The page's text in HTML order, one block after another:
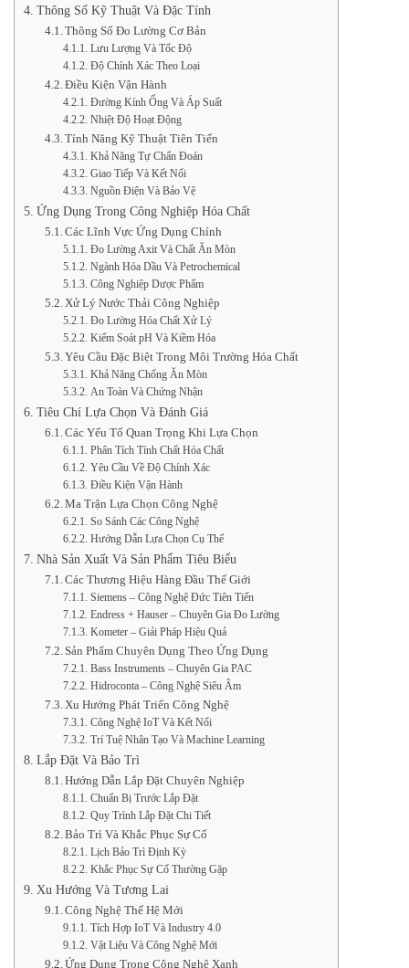
Thông Số Kỹ Thuật Và Đặc Tính
Thông Số Đo Lường Cơ Bản
Lưu Lượng Và Tốc Độ
Độ Chính Xác Theo Loại
Điều Kiện Vận Hành
Đường Kính Ống Và Áp Suất
Nhiệt Độ Hoạt Động
Tính Năng Kỹ Thuật Tiên Tiến
Khả Năng Tự Chẩn Đoán
Giao Tiếp Và Kết Nối
Nguồn Điện Và Bảo Vệ
Ứng Dụng Trong Công Nghiệp Hóa Chất
Các Lĩnh Vực Ứng Dụng Chính
Đo Lường Axit Và Chất Ăn Mòn
Ngành Hóa Dầu Và Petrochemical
Công Nghiệp Dược Phẩm
Xử Lý Nước Thải Công Nghiệp
Đo Lường Hóa Chất Xử Lý
Kiểm Soát pH Và Kiềm Hóa
Yêu Cầu Đặc Biệt Trong Môi Trường Hóa Chất
Khả Năng Chống Ăn Mòn
An Toàn Và Chứng Nhận
Tiêu Chí Lựa Chọn Và Đánh Giá
Các Yếu Tố Quan Trọng Khi Lựa Chọn
Phân Tích Tính Chất Hóa Chất
Yêu Cầu Về Độ Chính Xác
Điều Kiện Vận Hành
Ma Trận Lựa Chọn Công Nghệ
So Sánh Các Công Nghệ
Hướng Dẫn Lựa Chọn Cụ Thể
Nhà Sản Xuất Và Sản Phẩm Tiêu Biểu
Các Thương Hiệu Hàng Đầu Thế Giới
Siemens – Công Nghệ Đức Tiên Tiến
Endress + Hauser – Chuyên Gia Đo Lường
Kometer – Giải Pháp Hiệu Quả
Sản Phẩm Chuyên Dụng Theo Ứng Dụng
Bass Instruments – Chuyên Gia PAC
Hidroconta – Công Nghệ Siêu Âm
Xu Hướng Phát Triển Công Nghệ
Công Nghệ IoT Và Kết Nối
Trí Tuệ Nhân Tạo Và Machine Learning
Lắp Đặt Và Bảo Trì
Hướng Dẫn Lắp Đặt Chuyên Nghiệp
Chuẩn Bị Trước Lắp Đặt
Quy Trình Lắp Đặt Chi Tiết
Bảo Trì Và Khắc Phục Sự Cố
Lịch Bảo Trì Định Kỳ
Khắc Phục Sự Cố Thường Gặp
Xu Hướng Và Tương Lai
Công Nghệ Thế Hệ Mới
Tích Hợp IoT Và Industry 4.0
Vật Liệu Và Công Nghệ Mới
Ứng Dụng Trong Công Nghệ Xanh